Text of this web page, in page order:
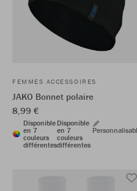
FEMMES ACCESSOIRES
JAKO Bonnet polaire
8,99 €
Disponible
en 7
couleurs
différentes
Disponible
en 7
couleurs
différentes